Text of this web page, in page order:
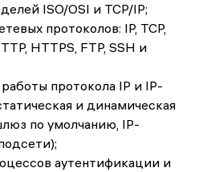
ISO/OSI и TCP/IP;
протоколов: IP, TCP,
HTTPS, FTP, SSH и
протокола IP и IP-
и динамическая
по умолчанию, IP-
аутентификации и